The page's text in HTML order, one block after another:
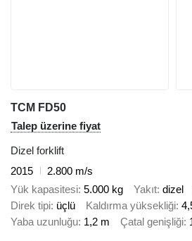
TCM FD50
Talep üzerine fiyat
Dizel forklift
2015
2.800 m/s
Yük kapasitesi 5.000 kg Yakıt dizel
Direk tipi üçlü Kaldırma yüksekliği
Yaba uzunluğu 1,2 m Çatal genişliği